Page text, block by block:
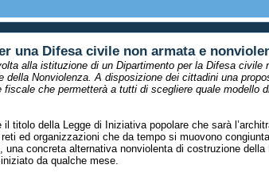
una Difesa civile non armata e
alla istituzione di un Dipartimento per la Difesa civile
Nonviolenza. A disposizione dei cittadini una
che permetterà a tutti di scegliere quale modello
titolo della Legge di Iniziativa popolare che sarà
ed organizzazioni che da tempo si muovono
concreta alternativa nonviolenta di costruzione della
da qualche mese.